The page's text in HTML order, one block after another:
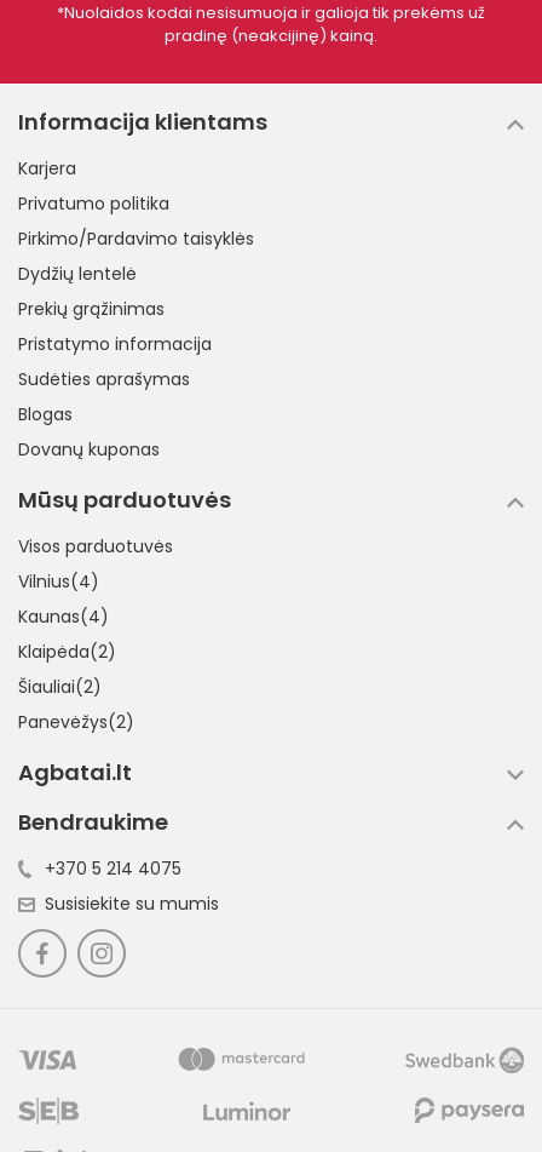
*Nuolaidos kodai nesisumuoja ir galioja tik prekėms už
pradinę (neakcijinę) kainą.
Informacija klientams
Karjera
Privatumo politika
Pirkimo/Pardavimo taisyklės
Dydžių lentelė
Prekių grąžinimas
Pristatymo informacija
Sudėties aprašymas
Blogas
Dovanų kuponas
Mūsų parduotuvės
Visos parduotuvės
Vilnius(4)
Kaunas(4)
Klaipėda(2)
Šiauliai(2)
Panevėžys(2)
Agbatai.lt
Bendraukime
+370 5 214 4075
Susisiekite su mumis